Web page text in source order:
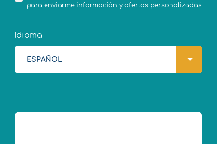
para enviarme información y ofertas personalizadas
Idioma
ESPAÑOL